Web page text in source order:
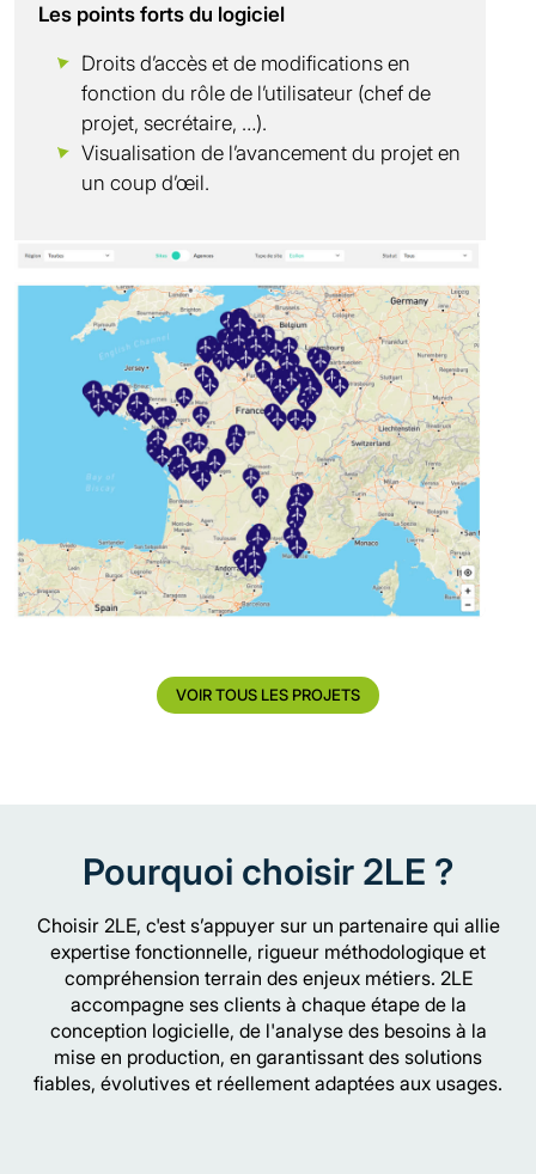
Les points forts du logiciel
Droits d’accès et de modifications en
fonction du rôle de l’utilisateur (chef de
projet, secrétaire, …).
Visualisation de l’avancement du projet en
un coup d’œil.
VOIR TOUS LES PROJETS
Pourquoi choisir 2LE ?
Choisir 2LE, c'est s’appuyer sur un partenaire qui allie
expertise fonctionnelle, rigueur méthodologique et
compréhension terrain des enjeux métiers. 2LE
accompagne ses clients à chaque étape de la
conception logicielle, de l'analyse des besoins à la
mise en production, en garantissant des solutions
fiables, évolutives et réellement adaptées aux usages.